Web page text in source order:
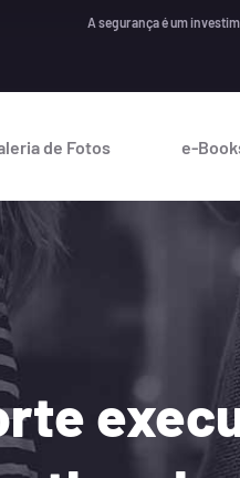
A segurança é um investimento
de Fotos e-